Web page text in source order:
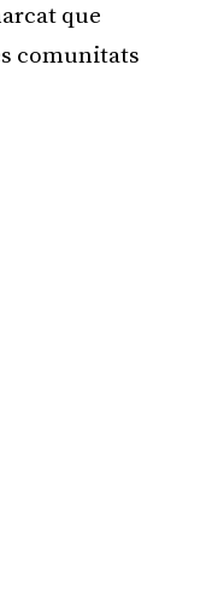
que
comunitats